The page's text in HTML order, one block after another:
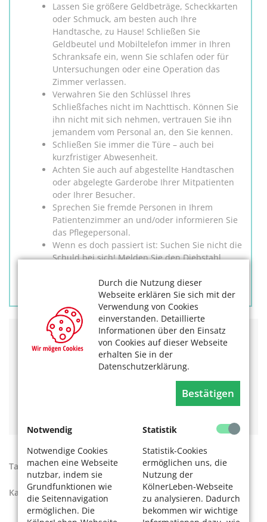
Durch die Nutzung dieser
Webseite erklären Sie sich mit der
Verwendung von Cookies
einverstanden. Detaillierte
Informationen über den Einsatz
von Cookies auf dieser Webseite
erhalten Sie in der
Datenschutzerklärung.
Bestätigen
Notwendig
Notwendige Cookies
machen eine Webseite
nutzbar, indem sie
Grundfunktionen wie
die Seitennavigation
ermöglichen. Die
Statistik
Statistik-Cookies
ermöglichen uns, die
Nutzung der
KölnerLeben-Webseite
zu analysieren. Dadurch
bekommen wir wichtige
Lassen Sie größere Geldbeträge, Scheckkarten
oder Schmuck, am besten auch Ihre
Handtasche, zu Hause! Schließen Sie
Geldbeutel und Mobiltelefon immer in Ihren
Schranksafe ein, wenn Sie schlafen oder für
Untersuchungen oder eine Operation das
Zimmer verlassen.
Verwahren Sie den Schlüssel Ihres
Schließfaches nicht im Nachttisch. Können Sie
ihn nicht mit sich nehmen, vertrauen Sie ihn
jemandem vom Personal an, den Sie kennen.
Schließen Sie immer die Türe – auch bei
kurzfristiger Abwesenheit.
Achten Sie auch auf abgestellte Handtaschen
oder abgelegte Garderobe Ihrer Mitpatienten
oder Ihrer Besucher.
Sprechen Sie fremde Personen in Ihrem
Patientenzimmer an und/oder informieren Sie
das Pflegepersonal.
Wenn es doch passiert ist: Suchen Sie nicht die
Schuld bei sich! Melden Sie den Diebstahl
umgehend Anzeige bei der Polizei!
Das könnte Sie auch interessieren:
Taschendiebstahl: Vorsicht vor Blockern, Ziehern und
Achtung: Betrug rund um Corona-Impfungen
„Ausgetrickst? Nicht mit uns!“ der Film zum
Tags: Diebstahl , Prävention
Kategorien: Ratgeber